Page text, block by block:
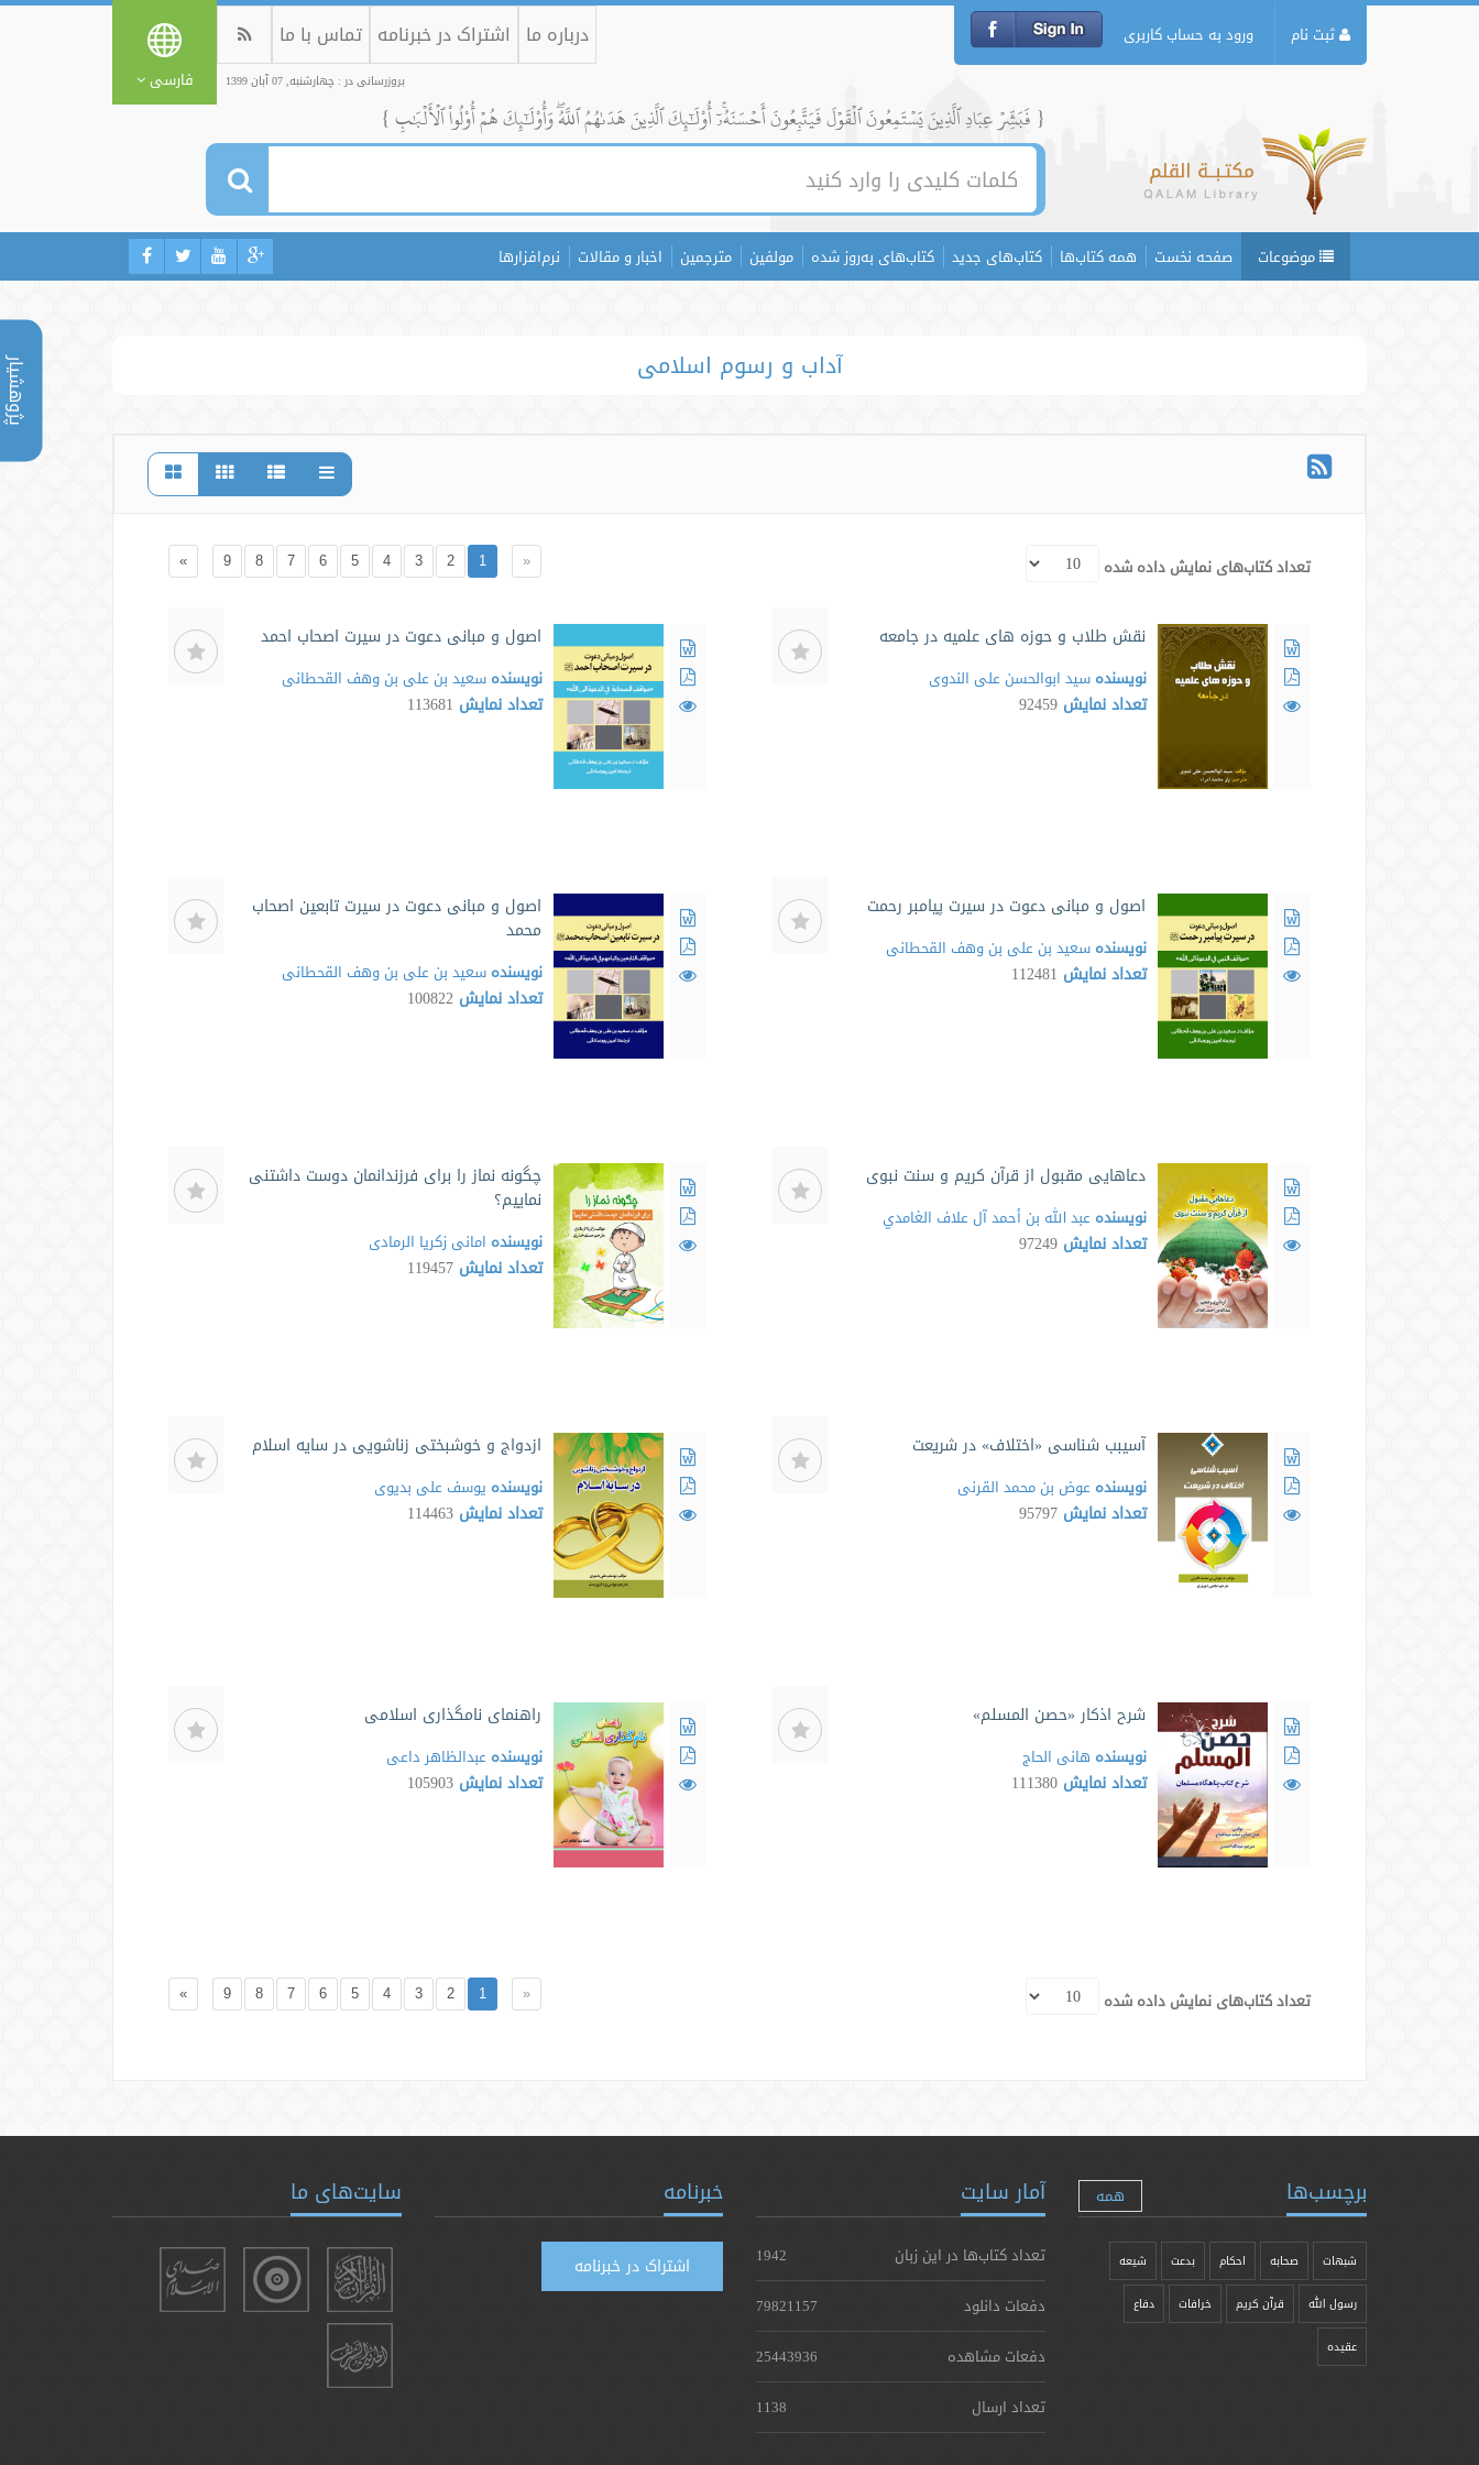
پژوهشیار
ثبت نام ورود به حساب کاربری درباره ما اشتراک در خبرنامه تماس با ما
بروزرسانی در : چهارشنبه, 07 آبان 1399 فارسی
{ فَبَشِّرۡ عِبَادِ ٱلَّذِينَ يَسۡتَمِعُونَ ٱلۡقَوۡلَ فَيَتَّبِعُونَ أَحۡسَنَهُۥٓۚ أُوْلَٰٓئِكَ ٱلَّذِينَ هَدَىٰهُمُ ٱللَّهُۖ وَأُوْلَٰٓئِكَ هُمۡ أُوْلُواْ ٱلۡأَلۡبَٰبِ }
موضوعات صفحه نخست همه کتاب‌ها کتاب‌های جدید کتاب‌های به‌روز شده مولفین مترجمین اخبار و مقالات نرم‌افزارها
آداب و رسوم اسلامی
تعداد کتاب‌های نمایش داده شده «
1
2
3
4
5
6
7
8
9
»
نقش طلاب و حوزه های علمیه در جامعه
نویسنده سید ابوالحسن علی الندوی
تعداد نمایش 92459
اصول و مبانی دعوت در سیرت اصحاب احمد
نویسنده سعید بن علی بن وهف القحطانی
تعداد نمایش 113681
اصول و مبانی دعوت در سیرت پیامبر رحمت
نویسنده سعید بن علی بن وهف القحطانی
تعداد نمایش 112481
اصول و مبانی دعوت در سیرت تابعین اصحاب
محمد
نویسنده سعید بن علی بن وهف القحطانی
تعداد نمایش 100822
دعاهایی مقبول از قرآن کریم و سنت نبوی
نویسنده عبد الله بن أحمد آل علاف الغامدي
تعداد نمایش 97249
چگونه نماز را برای فرزندانمان دوست داشتنی
نماییم؟
نویسنده امانی زکریا الرمادی
تعداد نمایش 119457
آسیبب شناسی «اختلاف» در شریعت
نویسنده عوض بن محمد القرنی
تعداد نمایش 95797
ازدواج و خوشبختی زناشویی در سایه اسلام
نویسنده یوسف علی بدیوی
تعداد نمایش 114463
شرح اذکار «حصن المسلم»
نویسنده هانی الحاج
تعداد نمایش 111380
راهنمای نامگذاری اسلامی
نویسنده عبدالظاهر داعی
تعداد نمایش 105903
تعداد کتاب‌های نمایش داده شده «
1
2
3
4
5
6
7
8
9
»
برچسب‌ها همه
شبهات صحابه احکام بدعت شیعه
رسول الله قرآن کریم خرافات دفاع
عقیده
آمار سایت
تعداد کتاب‌ها در این زبان
1942
دفعات دانلود
79821157
دفعات مشاهده
25443936
تعداد ارسال
1138
خبرنامه
اشتراک در خبرنامه
سایت‌های ما